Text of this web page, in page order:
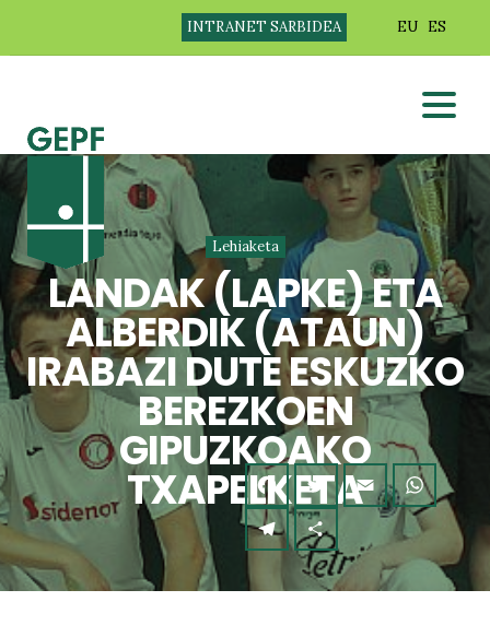
INTRANET SARBIDEA EU ES
Lehiaketa
LANDAK (LAPKE) ETA
ALBERDIK (ATAUN)
IRABAZI DUTE ESKUZKO
BEREZKOEN
GIPUZKOAKO
TXAPELKETA